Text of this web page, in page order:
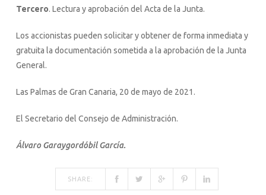
Tercero. Lectura y aprobación del Acta de la Junta.
Los accionistas pueden solicitar y obtener de forma inmediata y
gratuita la documentación sometida a la aprobación de la Junta
General.
Las Palmas de Gran Canaria, 20 de mayo de 2021.
El Secretario del Consejo de Administración.
Álvaro Garaygordóbil García.
SHARE: